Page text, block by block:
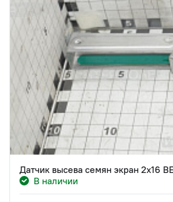
Датчик высева семян экран 2х16
В наличии